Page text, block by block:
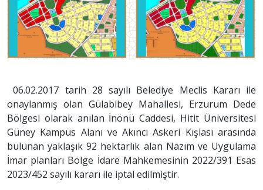
06.02.2017 tarih 28 sayılı Belediye Meclis Kararı ile
onaylanmış olan Gülabibey Mahallesi, Erzurum Dede
Bölgesi olarak anılan İnönü Caddesi, Hitit Üniversitesi
Güney Kampüs Alanı ve Akıncı Askeri Kışlası arasında
bulunan yaklaşık 92 hektarlık alan Nazım ve Uygulama
İmar planları Bölge İdare Mahkemesinin 2022/391 Esas
2023/452 sayılı kararı ile iptal edilmiştir.